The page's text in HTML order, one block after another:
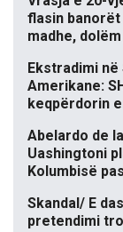
flasin banorët
madhe,
Ekstradimi në
Amerikane:
keqpërdorin
Abelardo de
Uashingtoni
Kolumbisë
Skandal/ E
pretendimi